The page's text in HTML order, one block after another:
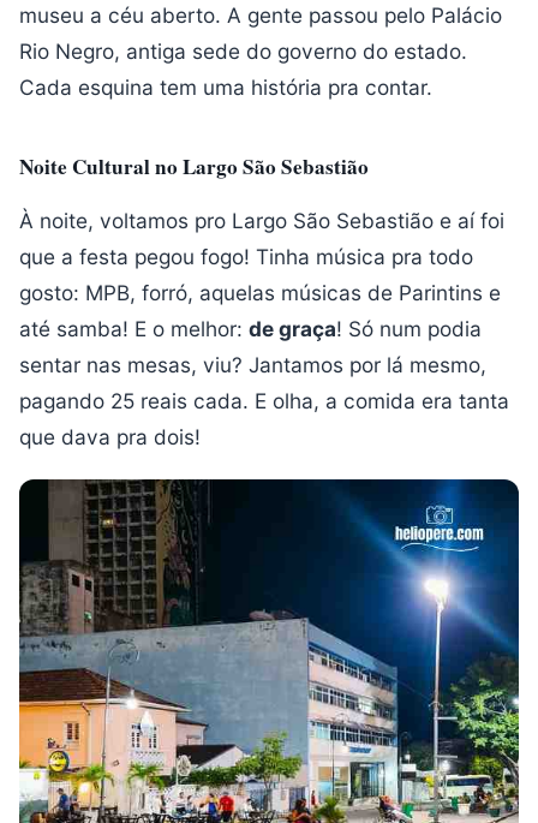
museu a céu aberto. A gente passou pelo Palácio
Rio Negro, antiga sede do governo do estado.
Cada esquina tem uma história pra contar.
Noite Cultural no Largo São Sebastião
À noite, voltamos pro Largo São Sebastião e aí foi
que a festa pegou fogo! Tinha música pra todo
gosto: MPB, forró, aquelas músicas de Parintins e
até samba! E o melhor: de graça! Só num podia
sentar nas mesas, viu? Jantamos por lá mesmo,
pagando 25 reais cada. E olha, a comida era tanta
que dava pra dois!